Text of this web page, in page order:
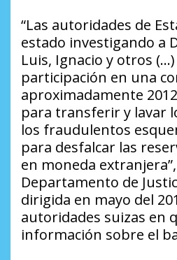
“Las autoridades de
estado investigando a
Luis, Ignacio y otros
participación en una
aproximadamente
para transferir y lavar
los fraudulentos
para desfalcar las
en moneda
Departamento de
dirigida en mayo del
autoridades suizas en
información sobre el